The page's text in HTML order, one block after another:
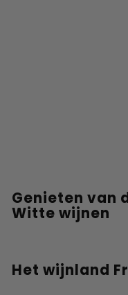
Genieten van
Witte wijnen
Het wijnland